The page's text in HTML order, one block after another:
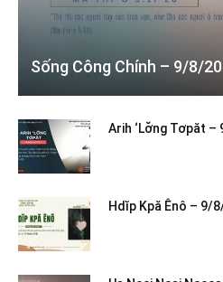
Sống Công Chính – 9/8/
Arih ‘Lơ̆ng Tơpăt –
Hdĭp Kpă Ênô – 9/